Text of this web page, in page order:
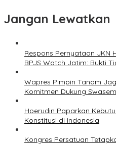
Jangan Lewatkan
Respons Pernyataan JKN
BPJS Watch Jatim: Bukti
Wapres Pimpin Tanam
Komitmen Dukung
Hoerudin Paparkan
Konstitusi di Indonesia
Kongres Persatuan